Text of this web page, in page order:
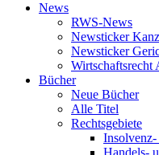
News
RWS-News
Newsticker
Newsticker
Wirtschaftsrecht
Bücher
Neue Bücher
Alle Titel
Rechtsgebiete
Insolvenz-
Handels-